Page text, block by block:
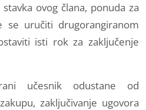
ovog člana, ponuda za
se uručiti drugorangiranom
isti rok za zaključenje
učesnik odustane od
zaključivanje ugovora